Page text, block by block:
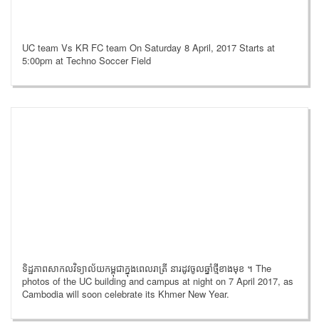
UC team Vs KR FC team On Saturday 8 April, 2017 Starts at
5:00pm at Techno Soccer Field
ទិដ្ឋភាពសាកលវិទ្យាល័យកម្ពុជាក្នុងពេលរាត្រី នារដូវចូលឆ្នាំថ្មីខាងមុខ ។ The
photos of the UC building and campus at night on 7 April 2017, as
Cambodia will soon celebrate its Khmer New Year.